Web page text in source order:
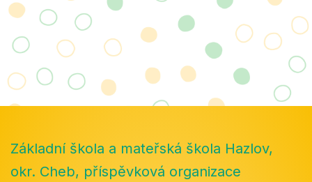
Základní škola a mateřská škola Hazlov,
okr. Cheb, příspěvková organizace